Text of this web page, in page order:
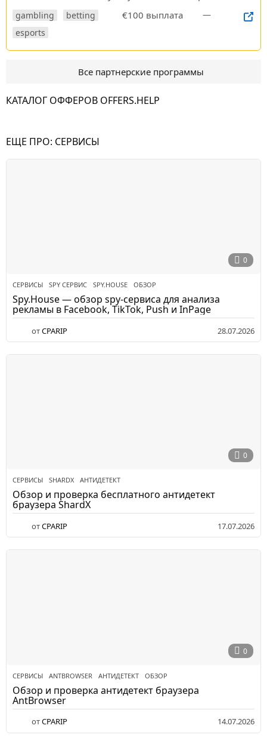
gambling
betting
esports
€100 выплата —
Все партнерские программы
КАТАЛОГ ОФФЕРОВ OFFERS.HELP
ЕЩЕ ПРО: СЕРВИСЫ
0
СЕРВИСЫ SPY СЕРВИС ,SPY.HOUSE ,ОБЗОР
Spy.House — обзор spy-сервиса для анализа
рекламы в Facebook, TikTok, Push и InPage
отCPARIP 28.07.2026
0
СЕРВИСЫ SHARDX ,АНТИДЕТЕКТ
Обзор и проверка бесплатного антидетект
браузера ShardX
отCPARIP 17.07.2026
0
СЕРВИСЫ ANTBROWSER ,АНТИДЕТЕКТ ,ОБЗОР
Обзор и проверка антидетект браузера
AntBrowser
отCPARIP 14.07.2026